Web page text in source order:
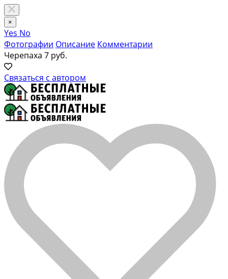
×
Yes No
Фотографии Описание Комментарии
Черепаха 7 руб.
Связаться с автором